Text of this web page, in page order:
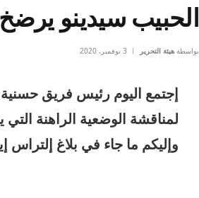
الحبيب سيدينو
بواسطة هيئة التحرير 3 نوفمبر، 2020
إجتمع اليوم رئيس فريق
لمناقشة الوضعية الراهنة
وإليكم ما جاء في بلاغ إلتراس